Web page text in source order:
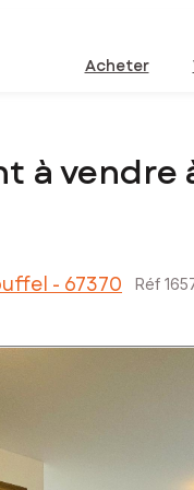
Acheter
vendre à
- 67370 Réf